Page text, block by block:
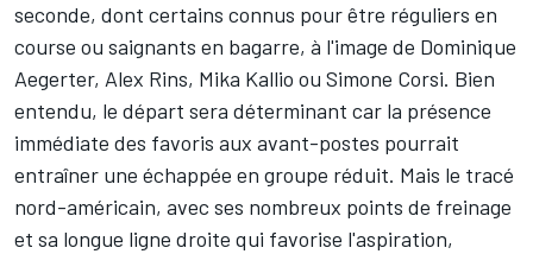
seconde, dont certains connus pour être réguliers en
course ou saignants en bagarre, à l'image de Dominique
Aegerter, Alex Rins, Mika Kallio ou Simone Corsi. Bien
entendu, le départ sera déterminant car la présence
immédiate des favoris aux avant-postes pourrait
entraîner une échappée en groupe réduit. Mais le tracé
nord-américain, avec ses nombreux points de freinage
et sa longue ligne droite qui favorise l'aspiration,